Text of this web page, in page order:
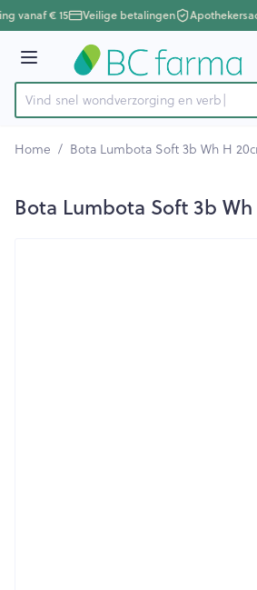
Ga naar de inhoud
1 van 1
vanaf € 15 Veilige betalingen
Menu
Product, merk, categorie...
Vind snel wondverzorging
Home / Bota Lumbota Soft 3b Wh H
Bota Lumbota Soft 3b